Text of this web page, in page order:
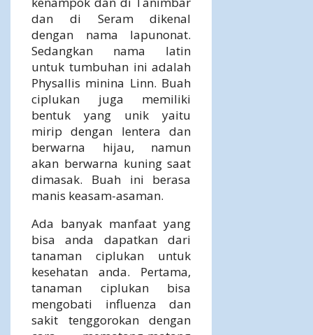
dan di Seram dikenal
dengan nama lapunonat.
Sedangkan nama latin
untuk tumbuhan ini adalah
Physallis minina Linn. Buah
ciplukan juga memiliki
bentuk yang unik yaitu
mirip dengan lentera dan
berwarna hijau, namun
akan berwarna kuning saat
dimasak. Buah ini berasa
manis keasam-asaman.
Ada banyak manfaat yang
bisa anda dapatkan dari
tanaman ciplukan untuk
kesehatan anda. Pertama,
tanaman ciplukan bisa
mengobati influenza dan
sakit tenggorokan dengan